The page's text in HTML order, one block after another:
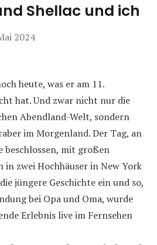
Shellac und ich
2024
heute, was er am 11.
hat. Und zwar nicht nur die
Abendland-Welt, sondern
im Morgenland. Der Tag, an
beschlossen, mit großen
in zwei Hochhäuser in New York
jüngere Geschichte ein und so,
bei Opa und Oma, wurde
Erlebnis live im Fernsehen